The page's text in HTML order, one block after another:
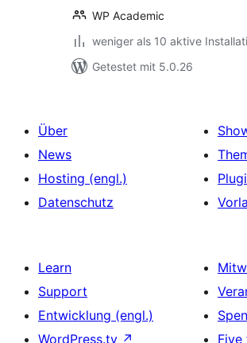
WP Academic
weniger als 10 aktive
Getestet mit 5.0.26
Über
News
Hosting (engl.)
Datenschutz
Learn
Support
Entwicklung (engl.)
WordPress.tv ↗
Five